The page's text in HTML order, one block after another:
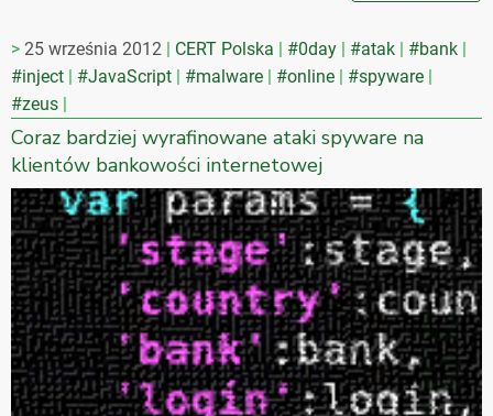
25 września 2012 CERT Polska #0day #atak
#bank
#inject
#JavaScript #malware #online
#spyware
#zeus
Coraz bardziej wyrafinowane ataki spyware na
klientów bankowości internetowej